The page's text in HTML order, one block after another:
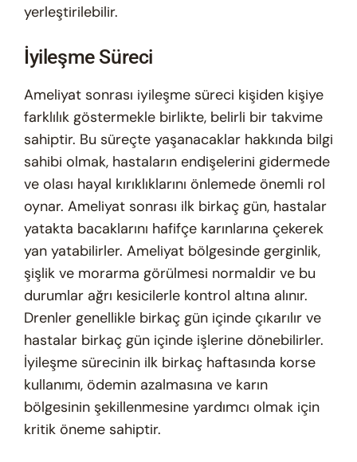
yerleştirilebilir.
İyileşme Süreci
Ameliyat sonrası iyileşme süreci kişiden kişiye
farklılık göstermekle birlikte, belirli bir takvime
sahiptir. Bu süreçte yaşanacaklar hakkında bilgi
sahibi olmak, hastaların endişelerini gidermede
ve olası hayal kırıklıklarını önlemede önemli rol
oynar. Ameliyat sonrası ilk birkaç gün, hastalar
yatakta bacaklarını hafifçe karınlarına çekerek
yan yatabilirler. Ameliyat bölgesinde gerginlik,
şişlik ve morarma görülmesi normaldir ve bu
durumlar ağrı kesicilerle kontrol altına alınır.
Drenler genellikle birkaç gün içinde çıkarılır ve
hastalar birkaç gün içinde işlerine dönebilirler.
İyileşme sürecinin ilk birkaç haftasında korse
kullanımı, ödemin azalmasına ve karın
bölgesinin şekillenmesine yardımcı olmak için
kritik öneme sahiptir.